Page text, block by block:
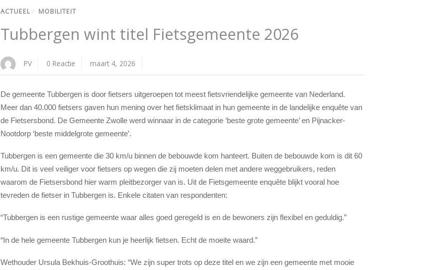
ACTUEEL/ MOBILITEIT
Tubbergen wint titel Fietsgemeente 2026
PV 0 Reactie maart 4, 2026
De gemeente Tubbergen is door fietsers uitgeroepen tot meest fietsvriendelijke gemeente van Nederland.
Meer dan 40.000 fietsers gaven hun mening over het fietsklimaat in hun gemeente in de landelijke enquête van
de Fietsersbond. De Gemeente Zwolle werd winnaar in de categorie ‘beste grote gemeente’ en Pijnacker-
Nootdorp ‘beste middelgrote gemeente’.
Tubbergen is een gemeente die 30 km/u binnen de bebouwde kom hanteert. Buiten de bebouwde kom is dit 60
km/u. Dit is veel veiliger voor fietsers op wegen die zij moeten delen met andere weggebruikers, reden
waarom de Fietsersbond hier warm pleitbezorger van is. Uit de Fietsgemeente enquête blijkt vooral hoe
tevreden de fietser in Tubbergen is. Enkele citaten van respondenten:
“Tubbergen is een rustige gemeente waar alles goed geregeld is en de bewoners zijn flexibel en geduldig.”
“In de hele gemeente Tubbergen kun je heerlijk fietsen. Echt de moeite waard.”
Wethouder Ursula Bekhuis-Groothuis: “We zijn super trots op deze titel en we zijn een gemeente met mooie